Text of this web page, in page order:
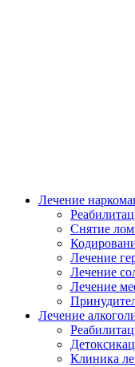
Лечение
Снятие
Лечение
Лечение
Лечение
Лечение
Клиника